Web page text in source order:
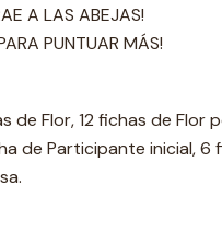
A LAS ABEJAS!
PUNTUAR MÁS!
de Flor, 12 fichas de Flor
de Participante inicial,